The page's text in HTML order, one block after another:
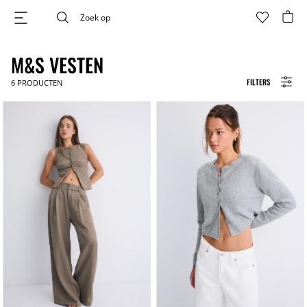
FILTERS
M&S VESTEN
6 PRODUCTEN